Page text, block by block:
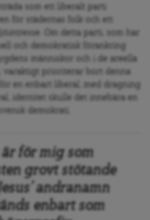
som ett liberalt parti
för städernas folk och ett
Om detta parti, som har
och demokratisk förankring
människor och i de areella
varaktigt prioriterar bort denna
en enbart liberal, med dragning
identitet skulle det innebära en
demokrati.
är för mig som
grovt stötande
andranamn
enbart som